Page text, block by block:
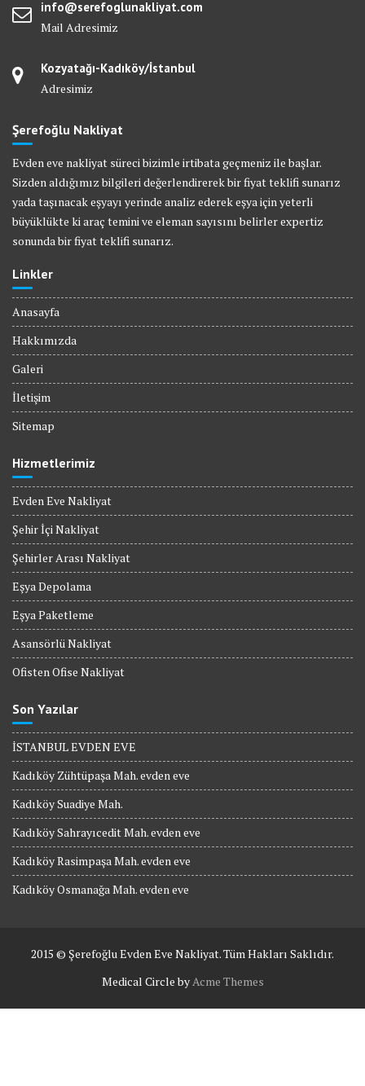
info@serefoglunakliyat.com
Mail Adresimiz
Kozyatağı-Kadıköy/İstanbul
Adresimiz
Şerefoğlu Nakliyat
Evden eve nakliyat süreci bizimle irtibata geçmeniz ile başlar.
Sizden aldığımız bilgileri değerlendirerek bir fiyat teklifi sunarız
yada taşınacak eşyayı yerinde analiz ederek eşya için yeterli
büyüklükte ki araç temini ve eleman sayısını belirler expertiz
sonunda bir fiyat teklifi sunarız.
Linkler
Anasayfa
Hakkımızda
Galeri
İletişim
Sitemap
Hizmetlerimiz
Evden Eve Nakliyat
Şehir İçi Nakliyat
Şehirler Arası Nakliyat
Eşya Depolama
Eşya Paketleme
Asansörlü Nakliyat
Ofisten Ofise Nakliyat
Son Yazılar
İSTANBUL EVDEN EVE
Kadıköy Zühtüpaşa Mah. evden eve
Kadıköy Suadiye Mah.
Kadıköy Sahrayıcedit Mah. evden eve
Kadıköy Rasimpaşa Mah. evden eve
Kadıköy Osmanağa Mah. evden eve
2015 © Şerefoğlu Evden Eve Nakliyat. Tüm Hakları Saklıdır.
Medical Circle byAcme Themes